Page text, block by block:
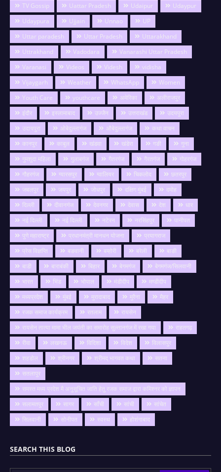
TV Gossip
Uattar Pradesh Udaipur
Udaypur
Udaypura
Ujjain Unnao
UP
Uttar paradesh
Uttar Pradesh
Uttarakhand
Uttrakhand
Vadodara
Vanarashi Uttar Pradesh
Varanasi
Videos Videsh
vidisha
Vijaygarh
Weather WhatsApp
Women
Youth Care
youthcare अमेरिका
अलीराजपुर
इंदौर
इस्लामाबाद उज्जैन उत्तराखंड
उदयपुरा
उदायपुरा
ओबेदुल्लागंज औबेदुल्लागंज
कथा वाचन
कानपुर
काबुल खंडवा खंडेरा गङी
गुना
गुमशुदा महिला
गुलाबगंज गैतरगंज गैरतगंज
गोहरगंज
गौहरगंज
ग्यारसपुर ग्वालियर चिकलोद
छतरपुर
जबलपुर
जयपुर जोधपुर दक्षिण मुंबई
दमोह
दिल्ली
दीवानगंज देवनगर देवास देश
धार
नई दिल्ली
नई दिल्ली नटेरन नरसिंहपुर
पानीपत
पुणे महाराष्ट्र
प्रधानमंत्री मानधन योजना
प्रयागराज
प्रेस विज्ञप्ति
बङवानी बम्होरी बरेली
बाङी
बाडी
बाराबंकी बिहार बेगमगंज
बेगमगंज/सिलवानी
भारत
भिंड भोपाल मंडीदीप
मण्डीदीप
मध्यप्रदेश
मुंबई मुरादाबाद मुरैना
मैहर
रजक समाज कार्यक्रम
रतलाम
रायसेन
रायसेन तात्या मामा भील जयंती का समारोह सुल्तानगंज में रखा गया
राहतगढ़
रीवा
लखनऊ विदिशा विदेश
विलासपुर
शहडोल
श्रीनगर श्रीमद् भागवत कथा
सतना
सतलापुर
समस्त मध्य प्रदेश मै अनुसूचित जाति हेतु रजक समाज द्वारा कमिश्नर को ज्ञापन
सलामतपुर
सागर साँची सांची
सांचेत
सिलवानी
सोनीपत स्वस्थ होशंगाबाद
SEARCH THIS BLOG